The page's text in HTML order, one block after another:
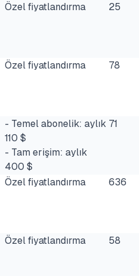
Özel fiyatlandırma 25
Özel fiyatlandırma 78
- Temel abonelik: aylık
110 $
- Tam erişim: aylık
400 $
71
Özel fiyatlandırma 636
Özel fiyatlandırma 58